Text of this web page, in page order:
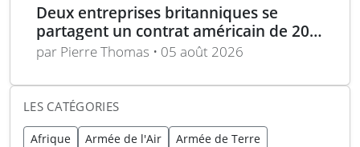
Deux entreprises britanniques se
partagent un contrat américain de 200
M$ pour des systèmes barrières
par Pierre Thomas • 05 août 2026
LES CATÉGORIES
Afrique Armée de l'Air
Armée de Terre